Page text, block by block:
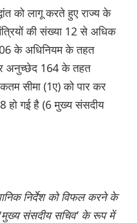
को लागू करते हुए राज्य के
की संख्या 12 से अधिक
के अधिनियम के तहत
अनुच्छेद 164 के तहत
सीमा (1ए) को पार कर
हो गई है (6 मुख्य संसदीय
निर्देश को विफल करने के
'मुख्य संसदीय सचिव' के रूप में